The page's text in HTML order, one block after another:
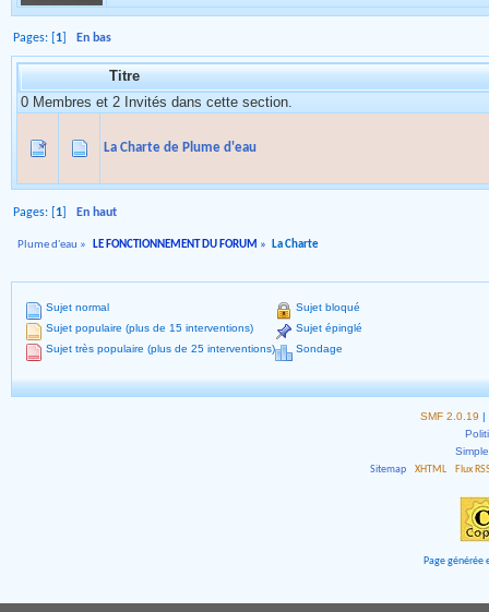
Pages: [ 1 ]En bas
Titre
0 Membres et 2 Invités dans cette section.
La Charte de Plume d'eau
Pages: [ 1 En haut
Plume d'eau » LE FONCTIONNEMENT DU FORUM » La Charte
Sujet normal
Sujet populaire (plus de 15 interventions)
Sujet très populaire (plus de 25 interventions)
Sujet bloqué
Sujet épinglé
Sondage
SMF 2.0.19 |
Sitemap
XHTML Flux
Page générée